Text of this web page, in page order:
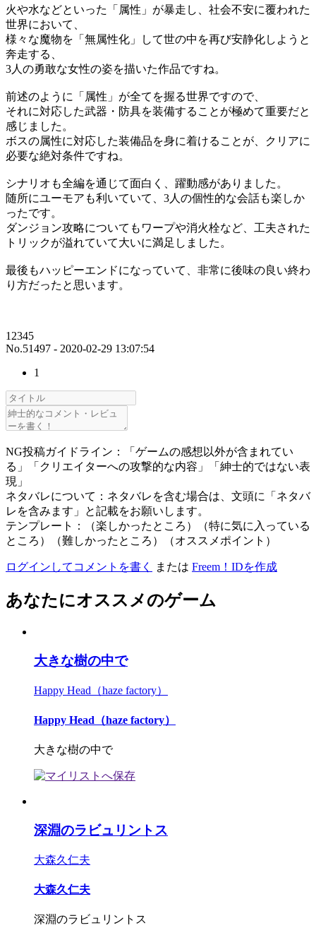
火や水などといった「属性」が暴走し、社会不安に覆われた
世界において、
様々な魔物を「無属性化」して世の中を再び安静化しようと
奔走する、
3人の勇敢な女性の姿を描いた作品ですね。
前述のように「属性」が全てを握る世界ですので、
それに対応した武器・防具を装備することが極めて重要だと
感じました。
ボスの属性に対応した装備品を身に着けることが、クリアに
必要な絶対条件ですね。
シナリオも全編を通じて面白く、躍動感がありました。
随所にユーモアも利いていて、3人の個性的な会話も楽しか
ったです。
ダンジョン攻略についてもワープや消火栓など、工夫された
トリックが溢れていて大いに満足しました。
最後もハッピーエンドになっていて、非常に後味の良い終わ
り方だったと思います。
12345
No.51497 - 2020-02-29 13:07:54
1
NG投稿ガイドライン：「ゲームの感想以外が含まれてい
る」「クリエイターへの攻撃的な内容」「紳士的ではない表
現」
ネタバレについて：ネタバレを含む場合は、文頭に「ネタバ
レを含みます」と記載をお願いします。
テンプレート：（楽しかったところ）（特に気に入っている
ところ）（難しかったところ）（オススメポイント）
ログインしてコメントを書く または Freem！IDを作成
あなたにオススメのゲーム
大きな樹の中で
Happy Head（haze factory）
Happy Head（haze factory）
大きな樹の中で
深淵のラビュリントス
大森久仁夫
大森久仁夫
深淵のラビュリントス